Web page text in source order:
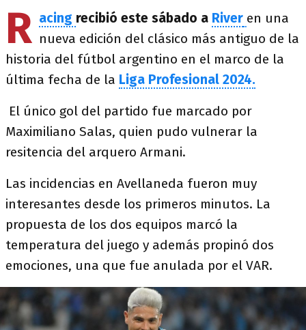
R acing recibió este sábado a River en una
nueva edición del clásico más antiguo de la
historia del fútbol argentino en el marco de la
última fecha de la Liga Profesional 2024.
El único gol del partido fue marcado por
Maximiliano Salas, quien pudo vulnerar la
resitencia del arquero Armani.
Las incidencias en Avellaneda fueron muy
interesantes desde los primeros minutos. La
propuesta de los dos equipos marcó la
temperatura del juego y además propinó dos
emociones, una que fue anulada por el VAR.